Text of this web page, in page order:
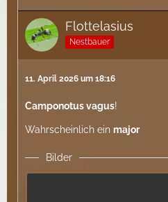
Flottelasius
Nestbauer
11. April 2026 um 18:16
Camponotus vagus!
Wahrscheinlich ein major
Bilder